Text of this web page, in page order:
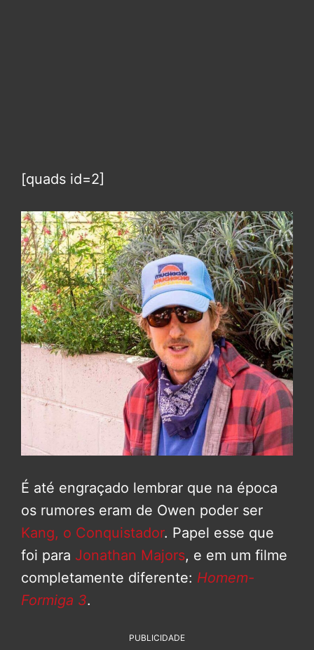
[quads id=2]
É até engraçado lembrar que na época
os rumores eram de Owen poder ser
Kang, o Conquistador. Papel esse que
foi para Jonathan Majors, e em um filme
completamente diferente: Homem-
Formiga 3.
PUBLICIDADE